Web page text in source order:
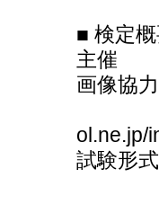
■ 検定
主催
画像協
か
ol.ne.jp/
試験形
（総